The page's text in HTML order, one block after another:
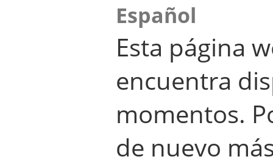
Español
Esta página
encuentra
momentos.
de nuevo